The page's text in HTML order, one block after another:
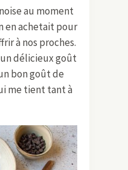
au moment
en achetait pour
à nos proches.
délicieux goût
bon goût de
me tient tant à